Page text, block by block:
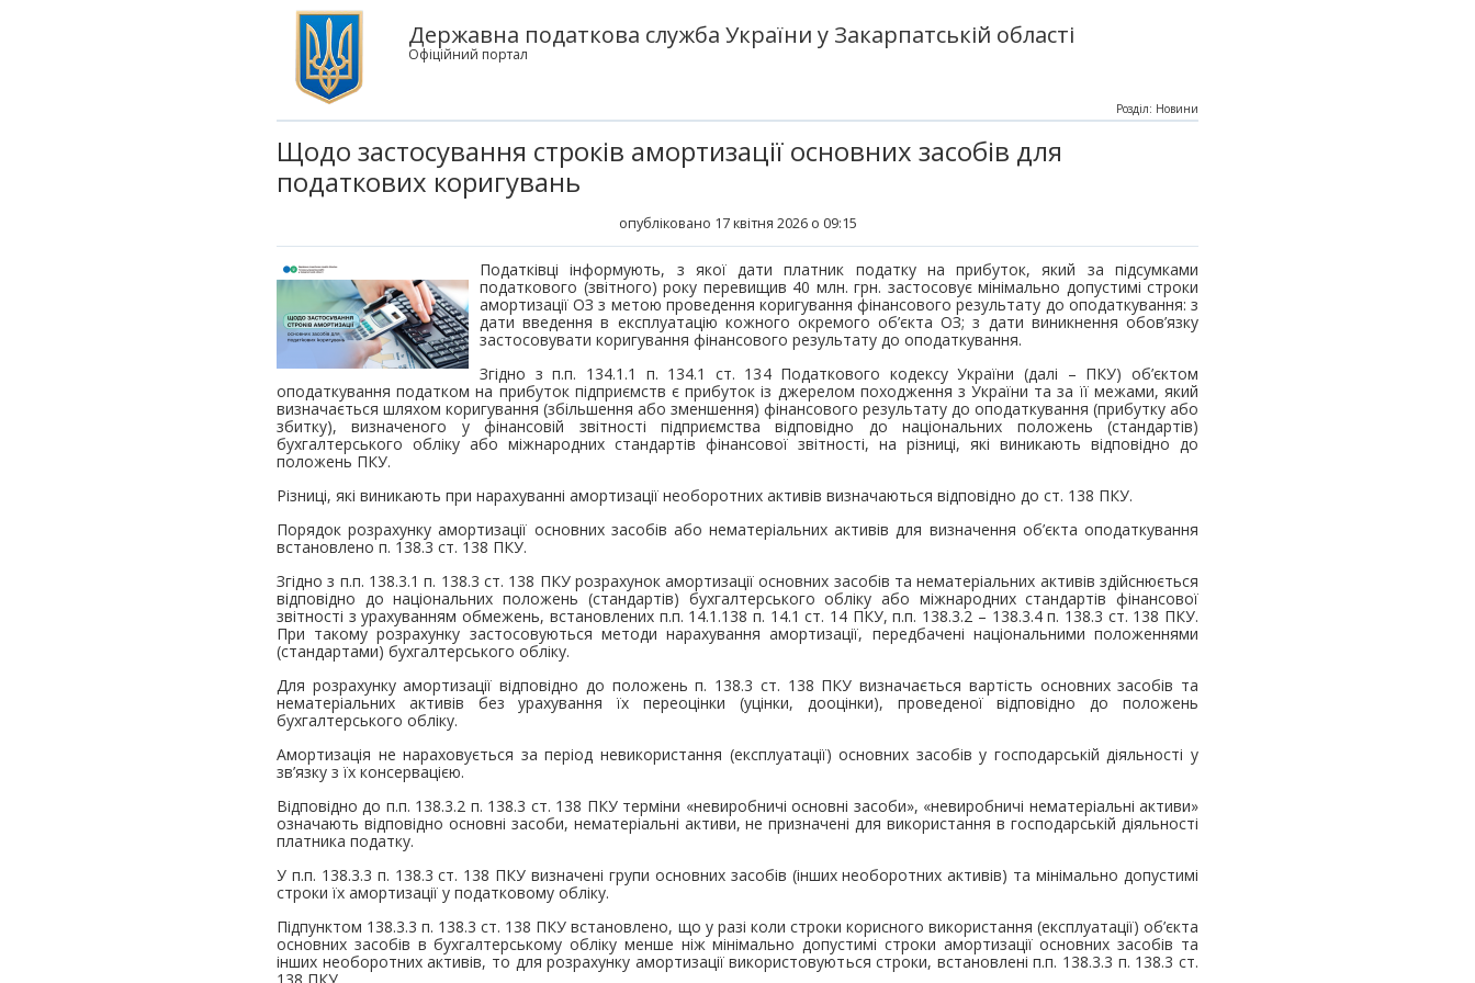
Державна податкова служба України у Закарпатській області
Офіційний портал
Щодо застосування строків амортизації основних засобів для
податкових коригувань
опубліковано 17 квітня 2026 о 09:15
Розділ: Новини
Податківці інформують, з якої дати платник податку на прибуток, який за підсумками
податкового (звітного) року перевищив 40 млн. грн. застосовує мінімально допустимі строки
амортизації ОЗ з метою проведення коригування фінансового результату до оподаткування: з
дати введення в експлуатацію кожного окремого об’єкта ОЗ; з дати виникнення обов’язку
застосовувати коригування фінансового результату до оподаткування.
Згідно з п.п. 134.1.1 п. 134.1 ст. 134 Податкового кодексу України (далі – ПКУ) об’єктом
оподаткування податком на прибуток підприємств є прибуток із джерелом походження з України та за її межами, який
визначається шляхом коригування (збільшення або зменшення) фінансового результату до оподаткування (прибутку або
збитку), визначеного у фінансовій звітності підприємства відповідно до національних положень (стандартів)
бухгалтерського обліку або міжнародних стандартів фінансової звітності, на різниці, які виникають відповідно до
положень ПКУ.
Різниці, які виникають при нарахуванні амортизації необоротних активів визначаються відповідно до ст. 138 ПКУ.
Порядок розрахунку амортизації основних засобів або нематеріальних активів для визначення об’єкта оподаткування
встановлено п. 138.3 ст. 138 ПКУ.
Згідно з п.п. 138.3.1 п. 138.3 ст. 138 ПКУ розрахунок амортизації основних засобів та нематеріальних активів здійснюється
відповідно до національних положень (стандартів) бухгалтерського обліку або міжнародних стандартів фінансової
звітності з урахуванням обмежень, встановлених п.п. 14.1.138 п. 14.1 ст. 14 ПКУ, п.п. 138.3.2 – 138.3.4 п. 138.3 ст. 138 ПКУ.
При такому розрахунку застосовуються методи нарахування амортизації, передбачені національними положеннями
(стандартами) бухгалтерського обліку.
Для розрахунку амортизації відповідно до положень п. 138.3 ст. 138 ПКУ визначається вартість основних засобів та
нематеріальних активів без урахування їх переоцінки (уцінки, дооцінки), проведеної відповідно до положень
бухгалтерського обліку.
Амортизація не нараховується за період невикористання (експлуатації) основних засобів у господарській діяльності у
зв’язку з їх консервацією.
Відповідно до п.п. 138.3.2 п. 138.3 ст. 138 ПКУ терміни «невиробничі основні засоби», «невиробничі нематеріальні активи»
означають відповідно основні засоби, нематеріальні активи, не призначені для використання в господарській діяльності
платника податку.
У п.п. 138.3.3 п. 138.3 ст. 138 ПКУ визначені групи основних засобів (інших необоротних активів) та мінімально допустимі
строки їх амортизації у податковому обліку.
Підпунктом 138.3.3 п. 138.3 ст. 138 ПКУ встановлено, що у разі коли строки корисного використання (експлуатації) об’єкта
основних засобів в бухгалтерському обліку менше ніж мінімально допустимі строки амортизації основних засобів та
інших необоротних активів, то для розрахунку амортизації використовуються строки, встановлені п.п. 138.3.3 п. 138.3 ст.